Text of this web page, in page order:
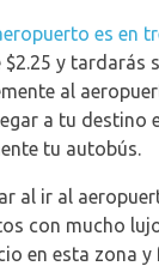
es en
y
al
a tu
tu autobús.
al ir al
con mucho
en esta zona